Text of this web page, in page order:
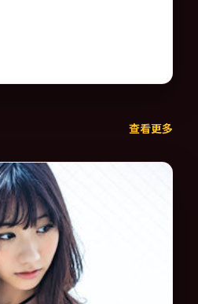
查看更多